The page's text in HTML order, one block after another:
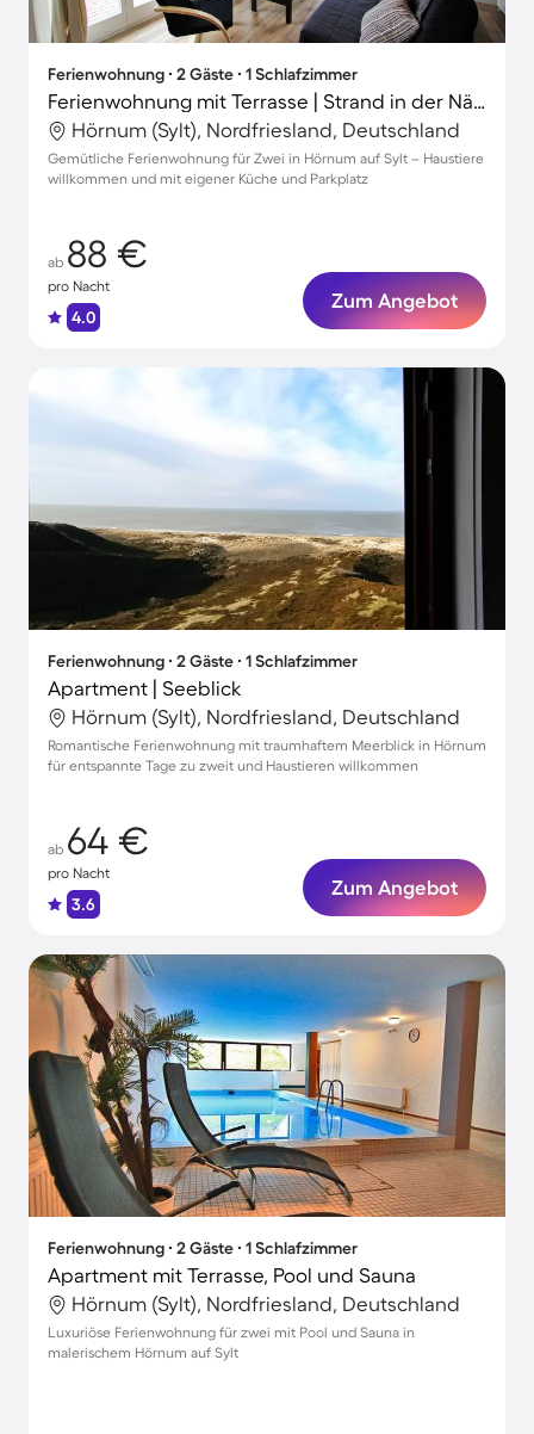
Ferienwohnung ∙ 2 Gäste ∙ 1 Schlafzimmer
Ferienwohnung mit Terrasse | Strand in der Nähe | Haustiere erlaubt
Hörnum (Sylt), Nordfriesland, Deutschland
Gemütliche Ferienwohnung für Zwei in Hörnum auf Sylt – Haustiere
willkommen und mit eigener Küche und Parkplatz
ab 88 €
pro Nacht
4.0
Zum Angebot
Ferienwohnung ∙ 2 Gäste ∙ 1 Schlafzimmer
Apartment | Seeblick
Hörnum (Sylt), Nordfriesland, Deutschland
Romantische Ferienwohnung mit traumhaftem Meerblick in Hörnum
für entspannte Tage zu zweit und Haustieren willkommen
ab 64 €
pro Nacht
3.6
Zum Angebot
Ferienwohnung ∙ 2 Gäste ∙ 1 Schlafzimmer
Apartment mit Terrasse, Pool und Sauna
Hörnum (Sylt), Nordfriesland, Deutschland
Luxuriöse Ferienwohnung für zwei mit Pool und Sauna in
malerischem Hörnum auf Sylt